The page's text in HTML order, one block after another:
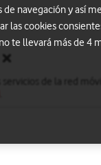
navegación y así
las cookies
te llevará más de 4